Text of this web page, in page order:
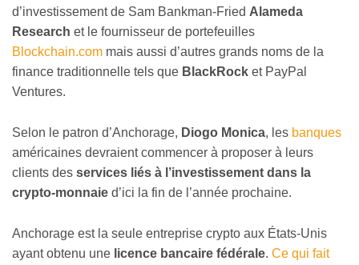
d’investissement de Sam Bankman-Fried Alameda
Research et le fournisseur de portefeuilles
Blockchain.com mais aussi d’autres grands noms de la
finance traditionnelle tels que BlackRock et PayPal
Ventures.
Selon le patron d’Anchorage, Diogo Monica, les banques
américaines devraient commencer à proposer à leurs
clients des services liés à l’investissement dans la
crypto-monnaie d’ici la fin de l’année prochaine.
Anchorage est la seule entreprise crypto aux États-Unis
ayant obtenu une licence bancaire fédérale. Ce qui fait